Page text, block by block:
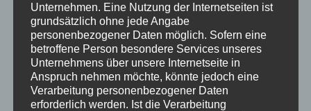
Durchmesser 22
ET 47
Fertigung Flow Forming
Hersteller CONCAVER WHEELS
Unternehmen. Eine Nutzung der Internetseiten ist
grundsätzlich ohne jede Angabe
personenbezogener Daten möglich. Sofern eine
betroffene Person besondere Services unseres
Unternehmens über unsere Internetseite in
Anspruch nehmen möchte, könnte jedoch eine
Verarbeitung personenbezogener Daten
erforderlich werden. Ist die Verarbeitung